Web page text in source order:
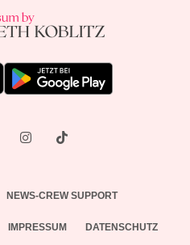
NEWS-CREW SUPPORT
IMPRESSUM DATENSCHUTZ